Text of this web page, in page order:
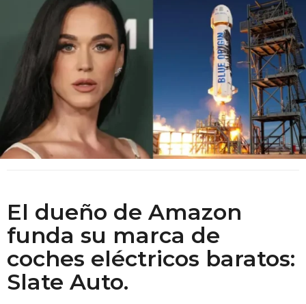
El dueño de Amazon
funda su marca de
coches eléctricos baratos:
Slate Auto.